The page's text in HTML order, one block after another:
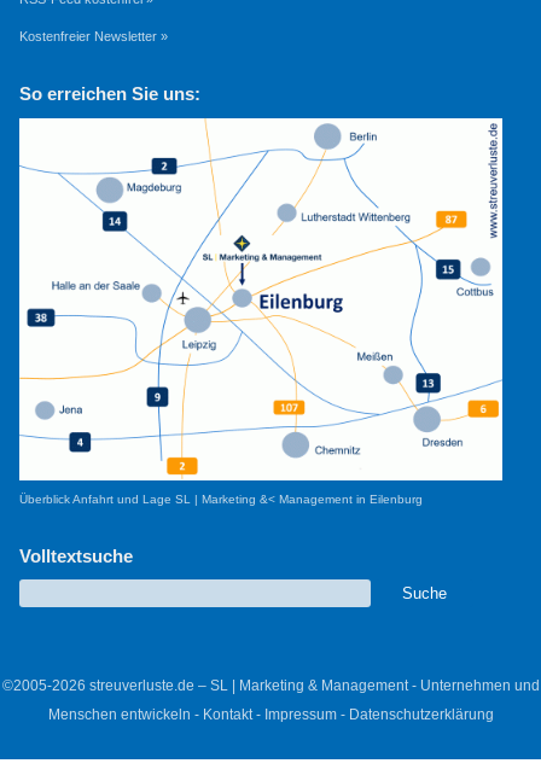
Kostenfreier Newsletter »
So erreichen Sie uns:
Überblick Anfahrt und Lage SL | Marketing &< Management in Eilenburg
Volltextsuche
©2005-2026 streuverluste.de – SL | Marketing & Management - Unternehmen und
Menschen entwickeln - Kontakt- Impressum- Datenschutzerklärung